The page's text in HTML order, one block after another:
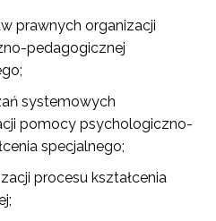
prawnych organizacji
pedagogicznej
systemowych
pomocy psychologiczno-
specjalnego;
procesu kształcenia